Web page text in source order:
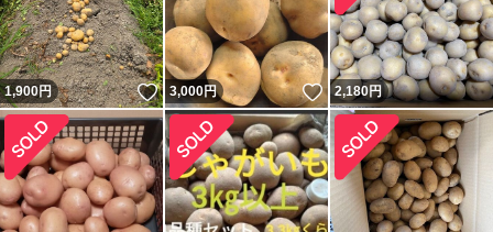
1,900円 いいね！
3,000円 いいね！
2,180円